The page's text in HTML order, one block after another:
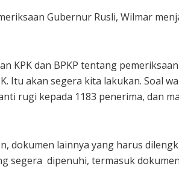
Gubernur Rusli, Wilmar
KPK dan BPKP tentang
Itu akan segera kita lakukan. Soal
rugi kepada 1183 penerima, dan
dokumen lainnya yang harus
segera dipenuhi, termasuk